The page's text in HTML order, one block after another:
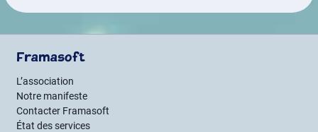
Framasoft
L’association
Notre manifeste
Contacter Framasoft
État des services